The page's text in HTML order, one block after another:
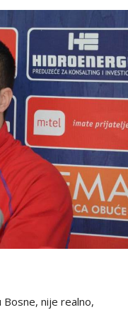
nije realno,